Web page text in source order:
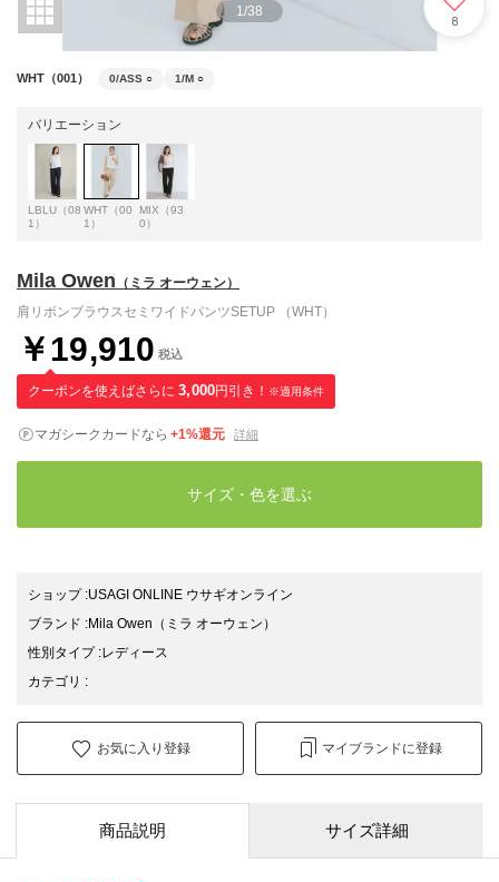
1 /38
8
WHT（001） 0/ASS ○ 1/M ○
バリエーション
LBLU（08
1）
WHT（00
1）
MIX（93
0）
Mila Owen （ミラ オーウェン）
肩リボンブラウスセミワイドパンツSETUP （WHT）
￥19,910 税込
クーポンを使えばさらに 3,000円引き！ ※適用条件
マガシークカードなら +1%還元 詳細
サイズ・色を選ぶ
ショップ:USAGI ONLINE ウサギオンライン
ブランド :Mila Owen （ミラ オーウェン）
性別タイプ:レディース
カテゴリ :
お気に入り登録 マイブランドに登録
商品説明 サイズ詳細